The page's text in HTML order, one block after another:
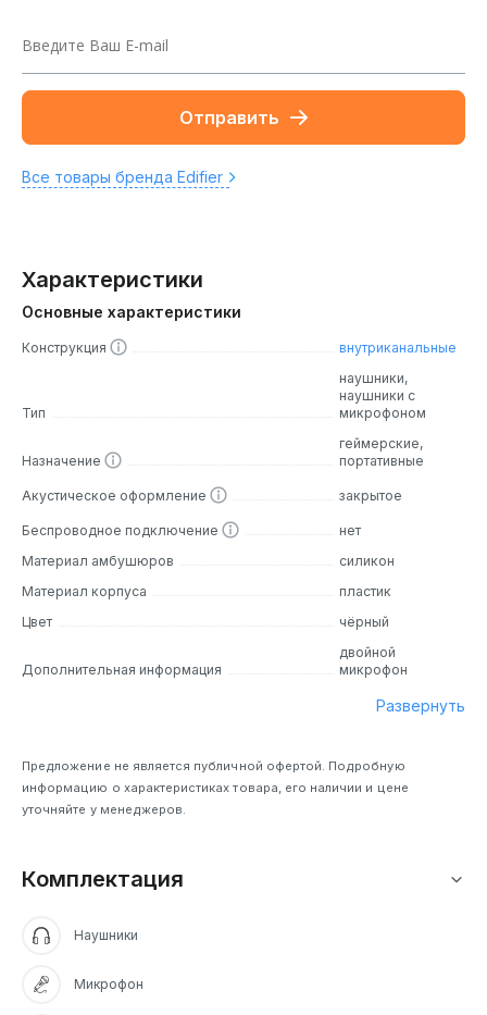
Отправить
Все товары бренда Edifier
Характеристики
Основные характеристики
Конструкция внутриканальные
Тип
наушники,
наушники с
микрофоном
Назначение
геймерские,
портативные
Акустическое оформление закрытое
Беспроводное подключение
нет
Материал амбушюров
силикон
Материал корпуса
пластик
Цвет
чёрный
Дополнительная информация
двойной
микрофон
Развернуть
Предложение не является публичной офертой. Подробную
информацию о характеристиках товара, его наличии и цене
уточняйте у менеджеров.
Комплектация
Наушники
Микрофон